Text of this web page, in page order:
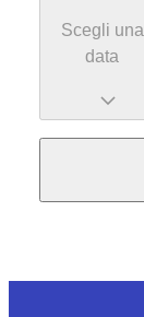
Scegli una
data